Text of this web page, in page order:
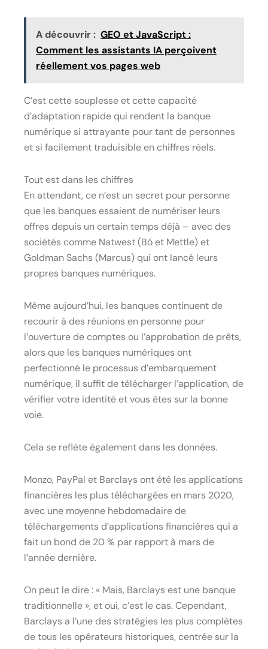
A découvrir : GEO et JavaScript :
Comment les assistants IA perçoivent
réellement vos pages web
C’est cette souplesse et cette capacité
d’adaptation rapide qui rendent la banque
numérique si attrayante pour tant de personnes
et si facilement traduisible en chiffres réels.
Tout est dans les chiffres
En attendant, ce n’est un secret pour personne
que les banques essaient de numériser leurs
offres depuis un certain temps déjà – avec des
sociétés comme Natwest (Bó et Mettle) et
Goldman Sachs (Marcus) qui ont lancé leurs
propres banques numériques.
Même aujourd’hui, les banques continuent de
recourir à des réunions en personne pour
l’ouverture de comptes ou l’approbation de prêts,
alors que les banques numériques ont
perfectionné le processus d’embarquement
numérique, il suffit de télécharger l’application, de
vérifier votre identité et vous êtes sur la bonne
voie.
Cela se reflète également dans les données.
Monzo, PayPal et Barclays ont été les applications
financières les plus téléchargées en mars 2020,
avec une moyenne hebdomadaire de
téléchargements d’applications financières qui a
fait un bond de 20 % par rapport à mars de
l’année dernière.
On peut le dire : « Mais, Barclays est une banque
traditionnelle », et oui, c’est le cas. Cependant,
Barclays a l’une des stratégies les plus complètes
de tous les opérateurs historiques, centrée sur la